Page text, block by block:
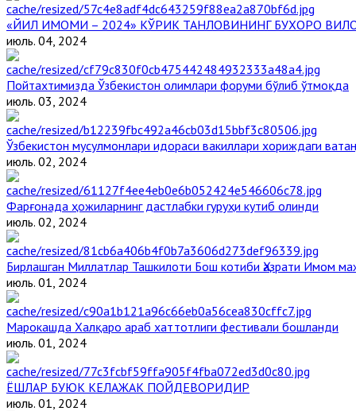
«ЙИЛ ИМОМИ – 2024» КЎРИК ТАНЛОВИНИНГ БУХОРО
июль. 04, 2024
Пойтахтимизда Ўзбекистон олимлари форуми бўлиб ўтмоқда
июль. 03, 2024
Ўзбекистон мусулмонлари идораси вакиллари хориждаги
июль. 02, 2024
Фарғонада ҳожиларнинг дастлабки гуруҳи кутиб олинди
июль. 02, 2024
Бирлашган Миллатлар Ташкилоти Бош котиби Ҳазрати Имом
июль. 01, 2024
Марокашда Халқаро араб хаттотлиги фестивали бошланди
июль. 01, 2024
ЁШЛАР БУЮК КЕЛАЖАК ПОЙДЕВОРИДИР
июль. 01, 2024